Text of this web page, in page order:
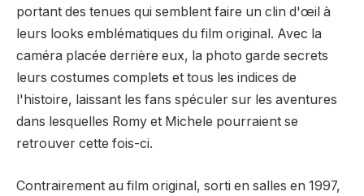
portant des tenues qui semblent faire un clin d'œil à
leurs looks emblématiques du film original. Avec la
caméra placée derrière eux, la photo garde secrets
leurs costumes complets et tous les indices de
l'histoire, laissant les fans spéculer sur les aventures
dans lesquelles Romy et Michele pourraient se
retrouver cette fois-ci.
Contrairement au film original, sorti en salles en 1997,